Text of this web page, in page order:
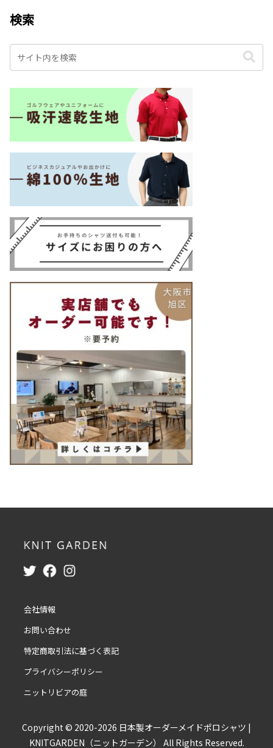
検索
会社情報
お問い合わせ
特定商取引法に基づく表記
プライバシーポリシー
ニットリビアの庭
Copyright © 2020-2026 日本製オーダーメイドポロシャツ |
KNITGARDEN（ニットガーデン） All Rights Reserved.